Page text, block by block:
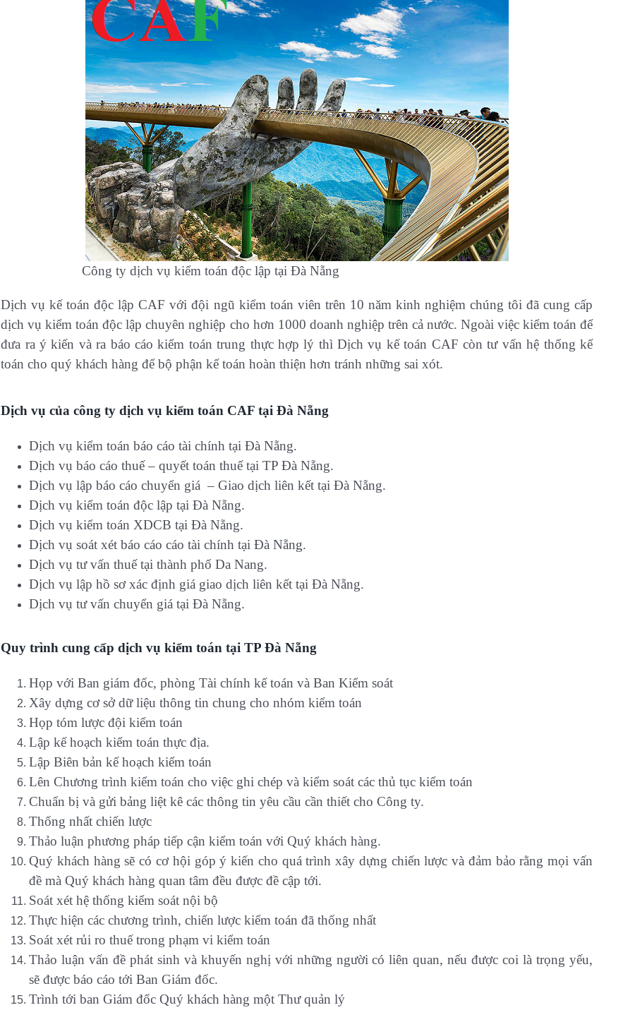
Công ty dịch vụ kiểm toán độc lập tại Đà Nẵng
Dịch vụ kế toán độc lập CAF với đội ngũ kiểm toán viên trên 10 năm kinh nghiệm chúng tôi đã cung cấp
dịch vụ kiểm toán độc lập chuyên nghiệp cho hơn 1000 doanh nghiệp trên cả nước. Ngoài việc kiểm toán để
đưa ra ý kiến và ra báo cáo kiểm toán trung thực hợp lý thì Dịch vụ kế toán CAF còn tư vấn hệ thống kế
toán cho quý khách hàng để bộ phận kế toán hoàn thiện hơn tránh những sai xót.
Dịch vụ của công ty dịch vụ kiểm toán CAF tại Đà Nẵng
Dịch vụ kiểm toán báo cáo tài chính tại Đà Nẵng.
Dịch vụ báo cáo thuế – quyết toán thuế tại TP Đà Nẵng.
Dịch vụ lập báo cáo chuyển giá – Giao dịch liên kết tại Đà Nẵng.
Dịch vụ kiểm toán độc lập tại Đà Nẵng.
Dịch vụ kiểm toán XDCB tại Đà Nẵng.
Dịch vụ soát xét báo cáo cáo tài chính tại Đà Nẵng.
Dịch vụ tư vấn thuế tại thành phố Da Nang.
Dịch vụ lập hồ sơ xác định giá giao dịch liên kết tại Đà Nẵng.
Dịch vụ tư vấn chuyển giá tại Đà Nẵng.
Quy trình cung cấp dịch vụ kiểm toán tại TP Đà Nẵng
Họp với Ban giám đốc, phòng Tài chính kế toán và Ban Kiểm soát
Xây dựng cơ sở dữ liệu thông tin chung cho nhóm kiểm toán
Họp tóm lược đội kiểm toán
Lập kế hoạch kiểm toán thực địa.
Lập Biên bản kế hoạch kiểm toán
Lên Chương trình kiểm toán cho việc ghi chép và kiểm soát các thủ tục kiểm toán
Chuẩn bị và gửi bảng liệt kê các thông tin yêu cầu cần thiết cho Công ty.
Thống nhất chiến lược
Thảo luận phương pháp tiếp cận kiểm toán với Quý khách hàng.
Quý khách hàng sẽ có cơ hội góp ý kiến cho quá trình xây dựng chiến lược và đảm bảo rằng mọi vấn
đề mà Quý khách hàng quan tâm đều được đề cập tới.
Soát xét hệ thống kiểm soát nội bộ
Thực hiện các chương trình, chiến lược kiểm toán đã thống nhất
Soát xét rủi ro thuế trong phạm vi kiểm toán
Thảo luận vấn đề phát sinh và khuyến nghị với những người có liên quan, nếu được coi là trọng yếu,
sẽ được báo cáo tới Ban Giám đốc.
Trình tới ban Giám đốc Quý khách hàng một Thư quản lý